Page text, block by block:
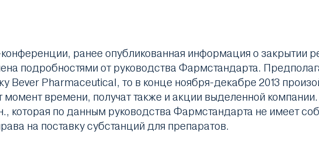
ранее опубликованная информация о закрытии
подробностями от руководства Фармстандарта.
Bever Pharmaceutical, то в конце ноября-декабре 2013
времени, получат также и акции выделенной
которая по данным руководства Фармстандарта не имеет
на поставку субстанций для препаратов.